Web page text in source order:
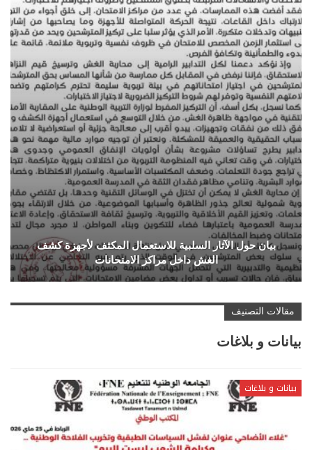
بيان حول الآثار السلبية للاستعمال المكثف لأجهزة كشف
الغش داخل مراكز الامتحانات
مقالات التصنيف
بيانات و بلاغات
بيانات و بلاغات